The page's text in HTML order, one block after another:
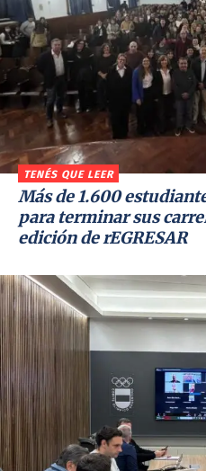
TENÉS QUE LEER
Más de 1.600
para terminar sus
edición de rEGRESAR